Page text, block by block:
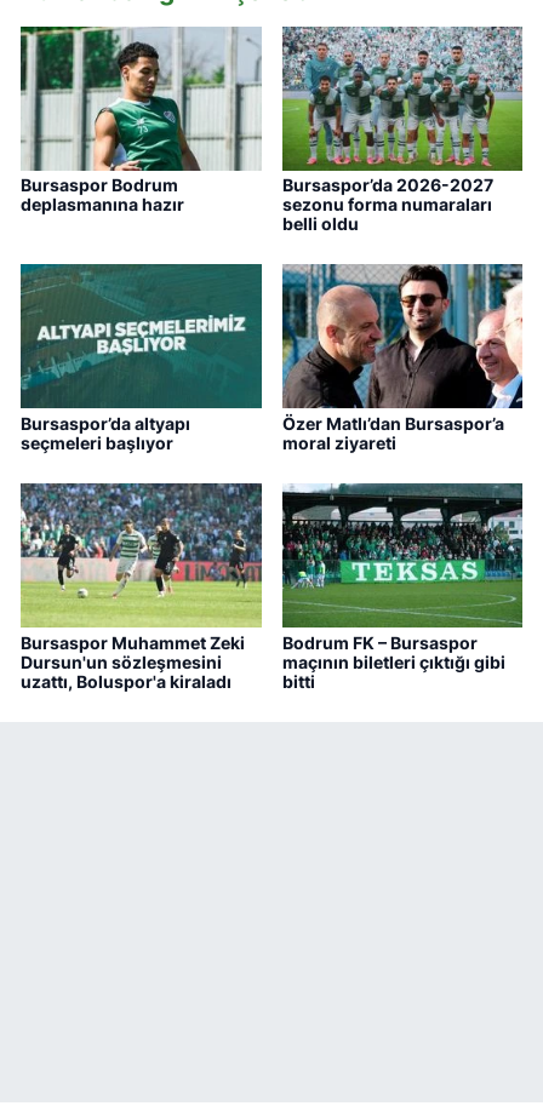
Bursaspor Bodrum
deplasmanına hazır
Bursaspor’da 2026-2027
sezonu forma numaraları
belli oldu
Bursaspor’da altyapı
seçmeleri başlıyor
Özer Matlı’dan Bursaspor’a
moral ziyareti
Bursaspor Muhammet Zeki
Dursun'un sözleşmesini
uzattı, Boluspor'a kiraladı
Bodrum FK – Bursaspor
maçının biletleri çıktığı gibi
bitti